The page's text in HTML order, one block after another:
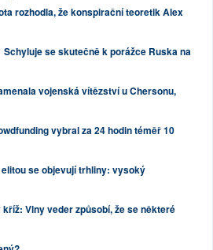
rozhodla, že konspirační teoretik Alex
Schyluje se skutečně k porážce Ruska na
vojenská vítězství u Chersonu,
vybral za 24 hodin téměř 10
se objevují trhliny: vysoký
kříž: Vlny veder způsobí, že se některé